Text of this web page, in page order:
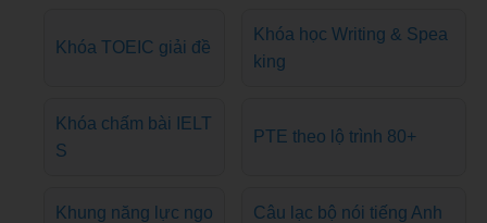
Khóa TOEIC giải đề
Khóa học Writing & Spea
king
Khóa chấm bài IELT
S
PTE theo lộ trình 80+
Khung năng lực ngo
Câu lạc bộ nói tiếng Anh